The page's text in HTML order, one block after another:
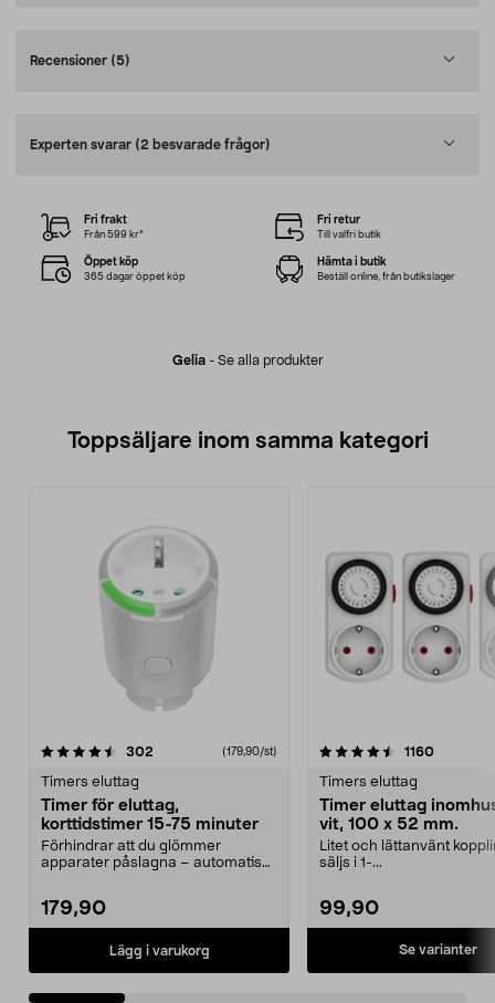
Recensioner (5)
Experten svarar (2 besvarade frågor)
Gelia- Se alla produkter
Fri frakt
Från 599 kr*
Fri retur
Till valfri butik
Öppet köp
365 dagar öppet köp
Hämta i butik
Beställ online, från butikslager
Toppsäljare inom samma kategori
302 recensioner(179,90/st)
Timers eluttag
Timer för eluttag,
korttidstimer 15-75 minuter
Förhindrar att du glömmer
apparater påslagna – automatisk
179,90
Lägg i varukorg
4.5 av 5 stjärnor 1160
Timers eluttag
Timer eluttag
vit, 100 x 52 mm.
Litet och lättanvänt
säljs i 1-...
99,90
Se varianter
3.5 av 5 stjärnor